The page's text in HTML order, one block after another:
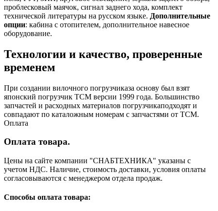
проблесковый маячок, сигнал заднего хода, комплект
технической литературы на русском языке. Дополнительные
опции: кабина с отопителем, дополнительное навесное
оборудование.
Технологии и качество, проверенные
временем
При создании вилочного погрузчиказа основу был взят
японский погрузчик ТСМ версии 1999 года. Большинство
запчастей и расходных материалов погрузчикаподходят и
совпадают по каталожным номерам с запчастями от ТСМ.
Оплата
Оплата товара.
Цены на сайте компании "СНАБТЕХНИКА" указаны с
учетом НДС. Наличие, стоимость доставки, условия оплаты
согласовываются с менеджером отдела продаж.
Способы оплата товара: